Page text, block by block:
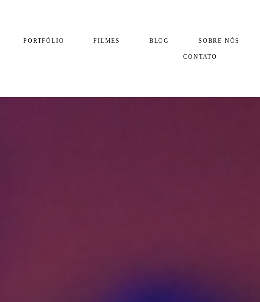
PORTFÓLIO FILMES BLOG SOBRE NÓS
CONTATO